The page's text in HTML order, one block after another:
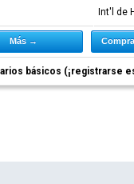
Int'l de
Más →
básicos (¡registrarse